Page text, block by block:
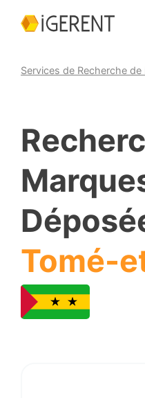
Services de Recherche de
Tomé-